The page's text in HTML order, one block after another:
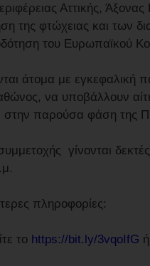
Αττικής,
της φτώχειας και των
του Ευρωπαϊκού
άτομα με εγκεφαλική
να υποβάλλουν
στην παρούσα φάση της
γίνονται
πληροφορίες:
το https://bit.ly/3vqoIfG ή